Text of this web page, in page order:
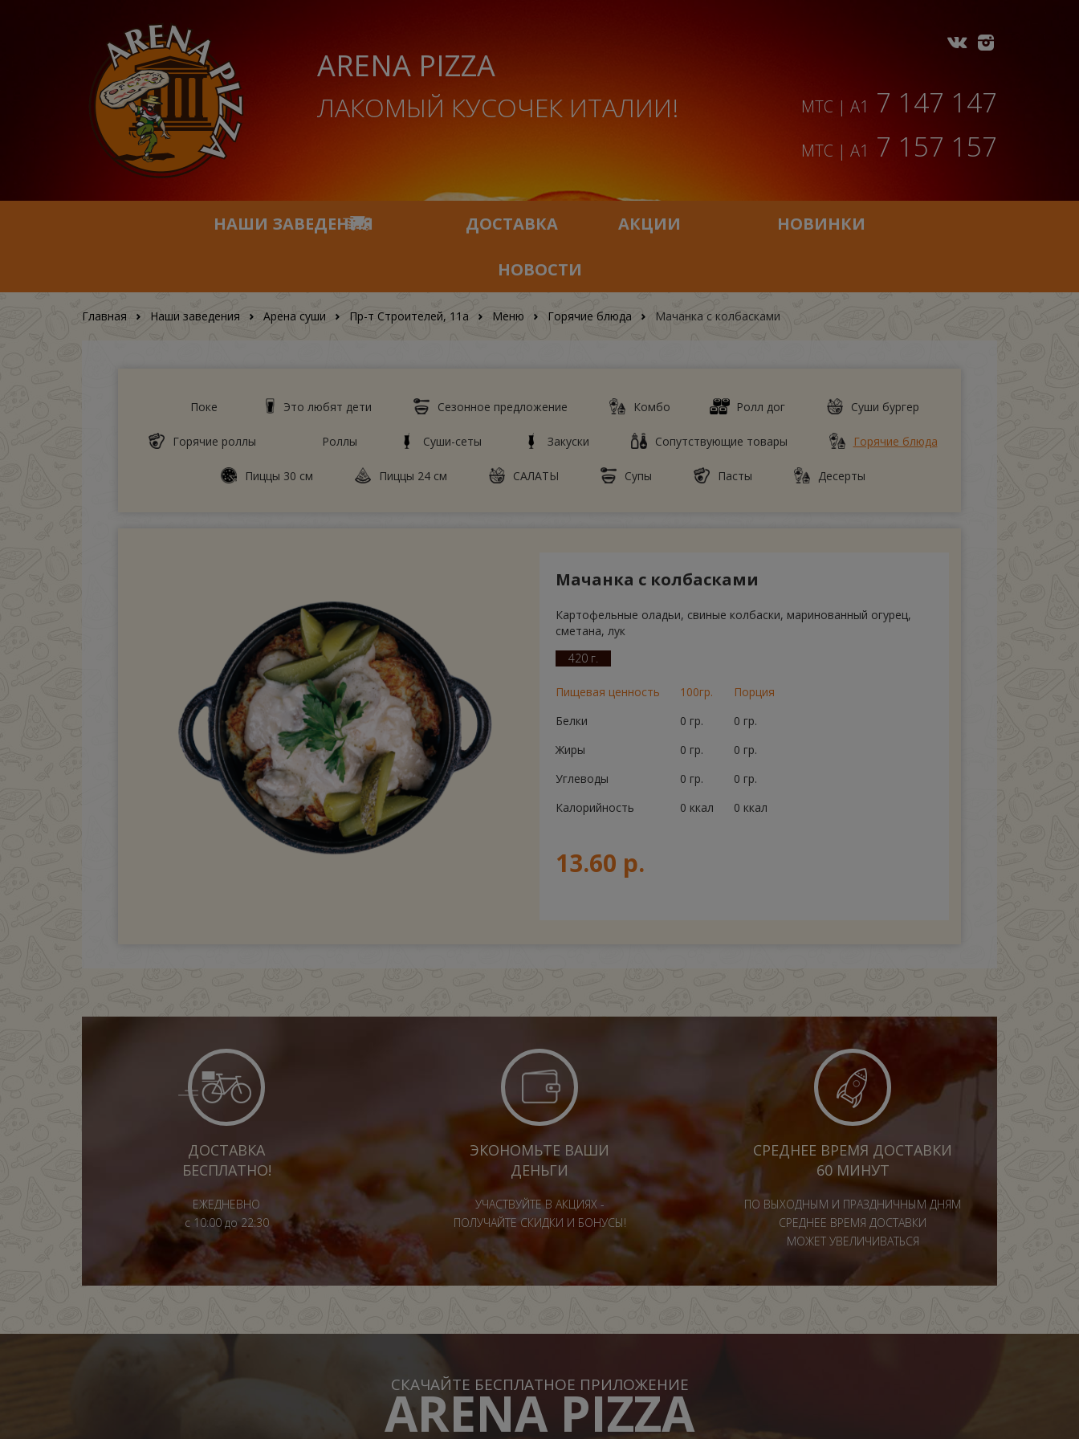
ARENA PIZZA
ЛАКОМЫЙ КУСОЧЕК ИТАЛИИ! МТС | A1 7 147 147
МТС | A1 7 157 157
НАШИ ЗАВЕДЕНИЯ ДОСТАВКА АКЦИИ НОВИНКИ
НОВОСТИ
Главная Наши заведения Арена суши Пр-т Строителей, 11а Меню Горячие блюда Мачанка с колбасками
Поке Это любят дети Сезонное предложение Комбо Ролл дог Суши бургер
Горячие роллы Роллы Суши-сеты Закуски Сопутствующие товары Горячие блюда
Пиццы 30 см Пиццы 24 см САЛАТЫ Супы Пасты Десерты
Мачанка с колбасками
Картофельные оладьи, свиные колбаски, маринованный огурец,
сметана, лук
420 г.
Пищевая ценность 100гр.
Порция
Белки
0 гр.
0 гр.
Жиры
0 гр.
0 гр.
Углеводы
0 гр.
0 гр.
Калорийность
0 ккал 0 ккал
13.60 р.
ДОСТАВКА
БЕСПЛАТНО!
ЕЖЕДНЕВНО
с 10:00 до 22:30
ЭКОНОМЬТЕ ВАШИ
ДЕНЬГИ
УЧАСТВУЙТЕ В АКЦИЯХ -
ПОЛУЧАЙТЕ СКИДКИ И БОНУСЫ!
СРЕДНЕЕ ВРЕМЯ ДОСТАВКИ
60 МИНУТ
ПО ВЫХОДНЫМ И ПРАЗДНИЧНЫМ ДНЯМ
СРЕДНЕЕ ВРЕМЯ ДОСТАВКИ
МОЖЕТ УВЕЛИЧИВАТЬСЯ
СКАЧАЙТЕ БЕСПЛАТНОЕ ПРИЛОЖЕНИЕ
ARENA PIZZA